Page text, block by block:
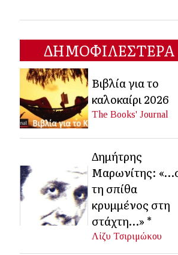
ΔΗΜΟΦΙΛΕΣΤΕΡΑ
Βιβλία για το
καλοκαίρι 2026
The Books' Journal
Δημήτρης
Μαρωνίτης:
τη σπίθα
κρυμμένος στη
στάχτη…» *
Λίζυ Τσιριμώκου